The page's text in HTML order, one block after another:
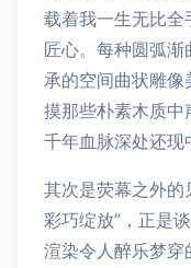
载着我一生无比全
匠心。每种圆弧
承的空间曲状雕
摸那些朴素木质中
千年血脉深处还现
其次是荧幕之外的
彩巧绽放”，正是
渲染令人醉乐梦